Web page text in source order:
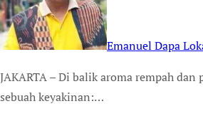
Emanuel Dapa
JAKARTA – Di balik aroma rempah dan pahit-manis jamu yang akrab di lidah masyarakat Indonesia, tersimpan
sebuah keyakinan:…